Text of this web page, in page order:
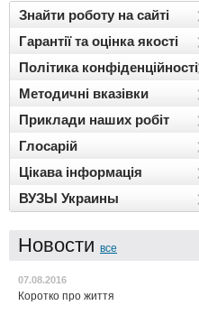
Знайти роботу на сайті
Гарантії та оцінка якості
Політика конфіденційності
Методичні вказівки
Приклади наших робіт
Глосарій
Цікава інформація
ВУЗЫ Украины
Новости все
07.08.2016
Коротко про життя